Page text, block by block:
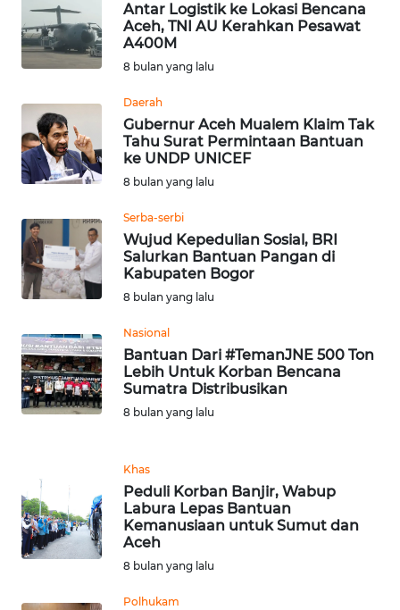
Antar Logistik ke Lokasi Bencana
Aceh, TNI AU Kerahkan Pesawat
A400M
8 bulan yang lalu
Daerah
Gubernur Aceh Mualem Klaim Tak
Tahu Surat Permintaan Bantuan
ke UNDP UNICEF
8 bulan yang lalu
Serba-serbi
Wujud Kepedulian Sosial, BRI
Salurkan Bantuan Pangan di
Kabupaten Bogor
8 bulan yang lalu
Nasional
Bantuan Dari #TemanJNE 500 Ton
Lebih Untuk Korban Bencana
Sumatra Distribusikan
8 bulan yang lalu
Khas
Peduli Korban Banjir, Wabup
Labura Lepas Bantuan
Kemanusiaan untuk Sumut dan
Aceh
8 bulan yang lalu
Polhukam
WN
DAIRI
WN
DANAU
TOBA
WN
WN
LANGKAT
TAPANULI
SELATAN
WN
WN
KARO
WN